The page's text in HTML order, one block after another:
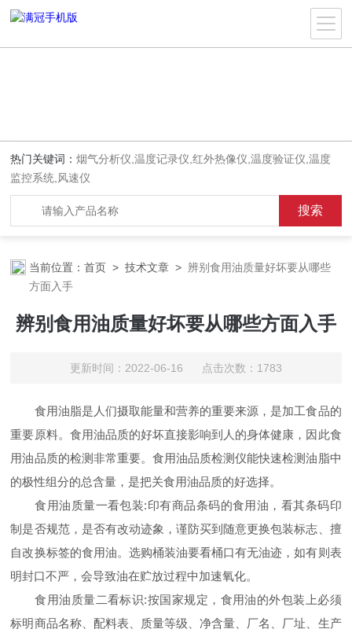
热门关键词：烟气分析仪,温度记录仪,红外热像仪,温度验证仪,温度
监控系统,风速仪
当前位置：首页 >技术文章 >辨别食用油质量好坏要从哪些
方面入手
辨别食用油质量好坏要从哪些方面入手
更新时间：2022-06-16 点击次数：1783
食用油脂是人们摄取能量和营养的重要来源，是加工食品的
重要原料。食用油品质的好坏直接影响到人的身体健康，因此食
用油品质的检测非常重要。食用油品质检测仪能快速检测油脂中
的极性组分的总含量，是把关食用油品质的好选择。
食用油质量一看包装:印有商品条码的食用油，看其条码印
制是否规范，是否有改动迹象，谨防买到随意更换包装标志、擅
自改换标签的食用油。选购桶装油要看桶口有无油迹，如有则表
明封口不严，会导致油在贮放过程中加速氧化。
食用油质量二看标识:按国家规定，食用油的外包装上必须
标明商品名称、配料表、质量等级、净含量、厂名、厂址、生产